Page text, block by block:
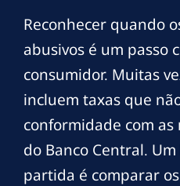
Reconhecer quando
abusivos é um passo
consumidor. Muitas
incluem taxas que
conformidade com as
do Banco Central.
partida é comparar